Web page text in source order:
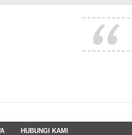
HUBUNGI KAMI